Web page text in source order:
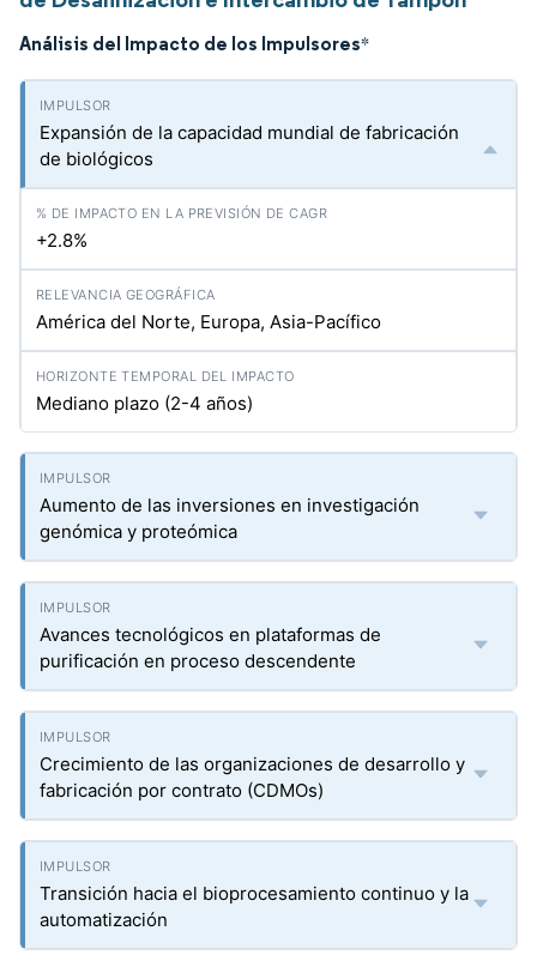
Análisis del Impacto de los Impulsores*
Expansión de la capacidad mundial de fabricación
de biológicos
+2.8%
América del Norte, Europa, Asia-Pacífico
Mediano plazo (2-4 años)
Aumento de las inversiones en investigación
genómica y proteómica
Avances tecnológicos en plataformas de
purificación en proceso descendente
Crecimiento de las organizaciones de desarrollo y
fabricación por contrato (CDMOs)
Transición hacia el bioprocesamiento continuo y la
automatización